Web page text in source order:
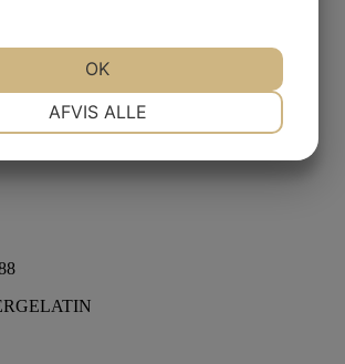
du arbetar med
AFVIS ALLE
OK